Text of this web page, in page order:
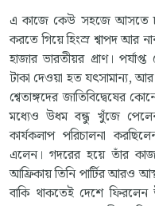
এ কাজে কেউ সহজে আসতে
করতে গিয়ে হিংস্র শ্বাপদ আর
হাজার ভারতীয়র প্রাণ।
টাকা দেওয়া হত যৎসামান্য,
শ্বেতাঙ্গদের জাতিবিদ্বেষের
মধ্যেও উধম বন্ধু খুঁজে
কার্যকলাপ পরিচালনা
এলেন। গদরের হয়ে তাঁর
আফ্রিকায় তিনি পার্টির আরও
বাকি থাকতেই দেশে